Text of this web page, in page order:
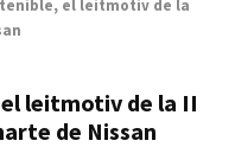
el leitmotiv de la
leitmotiv de la II
de Nissan